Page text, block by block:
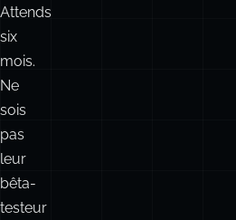
Attends
six
mois.
Ne
sois
pas
leur
bêta-
testeur